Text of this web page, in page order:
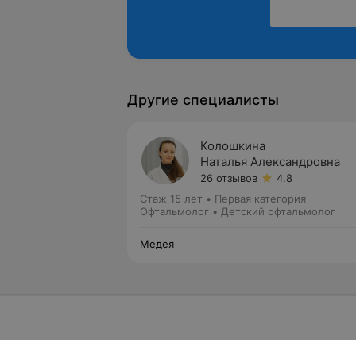
Другие специалисты
Колошкина
Наталья Александровна
26 отзывов
4.8
Стаж 15 лет • Первая категория
Офтальмолог • Детский офтальмолог
Медея